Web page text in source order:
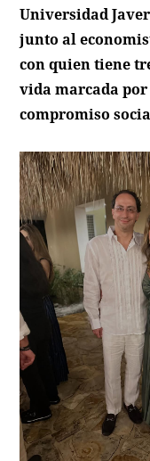
Universidad
junto al
con quien tiene
vida marcada
compromiso